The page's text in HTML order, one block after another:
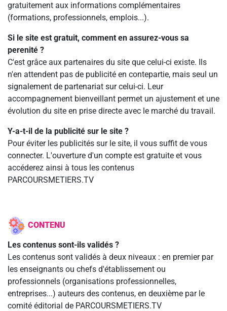
gratuitement aux informations complémentaires
(formations, professionnels, emplois...).
Si le site est gratuit, comment en assurez-vous sa
perenité ?
C'est grâce aux partenaires du site que celui-ci existe. Ils
n'en attendent pas de publicité en contepartie, mais seul un
signalement de partenariat sur celui-ci. Leur
accompagnement bienveillant permet un ajustement et une
évolution du site en prise directe avec le marché du travail.
Y-a-t-il de la publicité sur le site ?
Pour éviter les publicités sur le site, il vous suffit de vous
connecter. L'ouverture d'un compte est gratuite et vous
accéderez ainsi à tous les contenus
PARCOURSMETIERS.TV
CONTENU
Les contenus sont-ils validés ?
Les contenus sont validés à deux niveaux : en premier par
les enseignants ou chefs d'établissement ou
professionnels (organisations professionnelles,
entreprises...) auteurs des contenus, en deuxième par le
comité éditorial de PARCOURSMETIERS.TV